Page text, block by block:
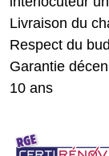
Livraison du
Respect du
Garantie
10 ans